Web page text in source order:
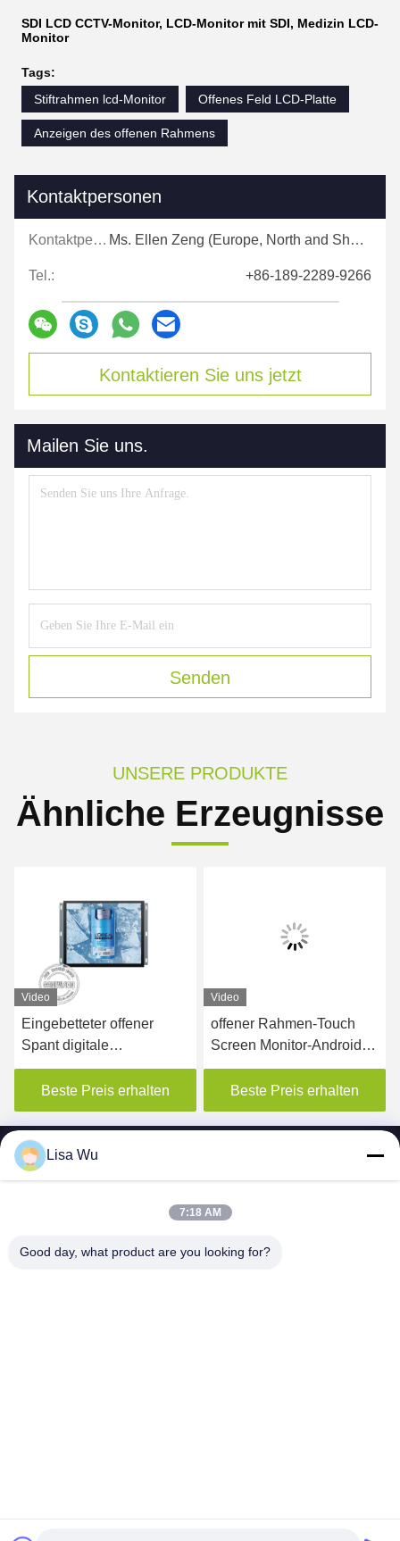
SDI LCD CCTV-Monitor, LCD-Monitor mit SDI, Medizin LCD-
Monitor
Tags:
Stiftrahmen lcd-Monitor
Offenes Feld LCD-Platte
Anzeigen des offenen Rahmens
Kontaktpersonen
Kontaktpersonen: Ms. Ellen Zeng (Europe, North and Shouth America)
Tel.: +86-189-2289-9266
Kontaktieren Sie uns jetzt
Mailen Sie uns.
Senden
UNSERE PRODUKTE
Ähnliche Erzeugnisse
Video
Eingebetteter offener
Spant digitale
Beschilderung 15,6 Zoll
IPS LCD
Beste Preis erhalten
Video
offener Rahmen-Touch
Screen Monitor-Androids
7,1 der hohen Helligkeits-
1000cd/M2 System
Beste Preis erhalten
LTD.
Lisa Wu
7:18 AM
Good day, what product are you looking for?